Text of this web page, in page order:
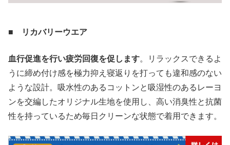
■ リカバリーウエア
血行促進を行い疲労回復を促します。リラックスできるよ
うに締め付け感を極力抑え寝返りを打っても違和感のない
ような設計。吸水性のあるコットンと吸湿性のあるレーヨ
ンを交編したオリジナル生地を使用し、高い消臭性と抗菌
性を持っているため毎日クリーンな状態で着用できます。